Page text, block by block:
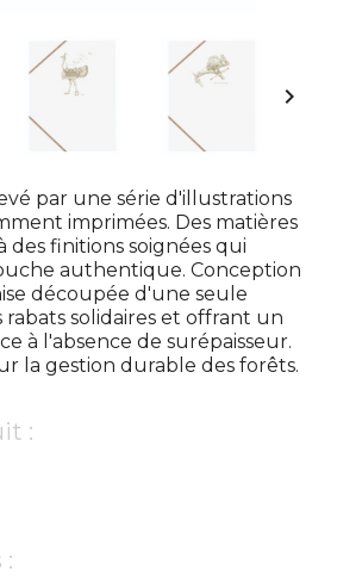

par une série d'illustrations
imprimées. Des matières
des finitions soignées qui
authentique. Conception
découpée d'une seule
solidaires et offrant un
à l'absence de surépaisseur.
la gestion durable des forêts.
:
: